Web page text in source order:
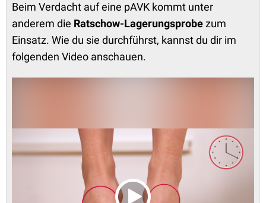
Beim Verdacht auf eine pAVK kommt unter
anderem die Ratschow-Lagerungsprobezum
Einsatz. Wie du sie durchführst, kannst du dir im
folgenden Video anschauen.